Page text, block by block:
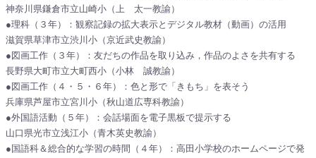
神奈川県鎌倉市立山崎小（上 太一教諭）
●理科（３年）：観察記録の拡大表示とデジタル教材（動画）の活用
滋賀県草津市立渋川小（京近武史教諭）
●図画工作（３年）：友だちの作品を取り込み，作品のよさを共有する
長野県大町市立大町西小（小林 誠教諭）
●図画工作（４・５・６年）：色と形で「きもち」を表そう
兵庫県芦屋市立宮川小（秋山道広専科教諭）
●外国語活動（５年）：会話場面を電子黒板で提示する
山口県光市立浅江小（青木英史教諭）
●国語科＆総合的な学習の時間（４年）：高田小学校のホームページで発